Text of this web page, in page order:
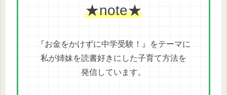
★note★
『お金をかけずに中学受験！』をテーマに
私が姉妹を読書好きにした子育て方法を
発信しています。